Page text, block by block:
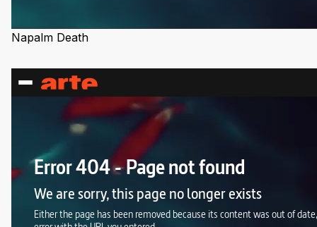
Napalm Death